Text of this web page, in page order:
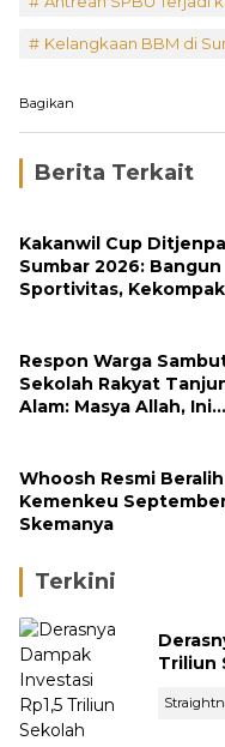
Kelangkaan BBM di
Bagikan
Berita Terkait
Kakanwil Cup
Sumbar 2026: Bangun
Sportivitas,
Respon Warga
Sekolah Rakyat
Alam: Masya Allah, Ini
Whoosh Resmi
Kemenkeu
Skemanya
Terkini
Triliun